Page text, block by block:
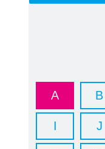
A B
I J